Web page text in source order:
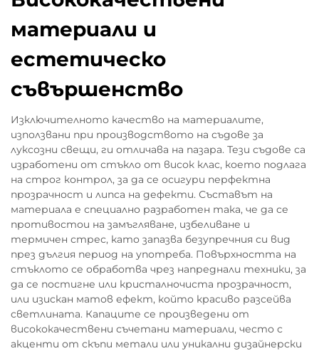
материали и
естетическо
съвършенство
Изключителното качество на материалите,
използвани при производството на съдове за
луксозни свещи, ги отличава на пазара. Тези съдове са
изработени от стъкло от висок клас, което подлага
на строг контрол, за да се осигури перфектна
прозрачност и липса на дефекти. Съставът на
материала е специално разработен така, че да се
противостои на замъгляване, избеливане и
термичен стрес, като запазва безупречния си вид
през дългия период на употреба. Повърхността на
стъклото се обработва чрез напреднали техники, за
да се постигне или кристалночиста прозрачност,
или изискан матов ефект, който красиво разсейва
светлината. Капаците се произведени от
висококачествени съчетани материали, често с
акценти от скъпи метали или уникални дизайнерски